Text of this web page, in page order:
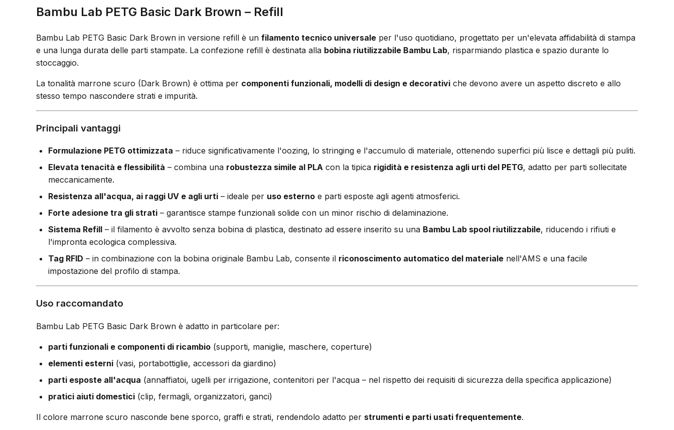
Bambu Lab PETG Basic Dark Brown – Refill
Bambu Lab PETG Basic Dark Brown in versione refill è un filamento tecnico universale per l'uso quotidiano, progettato per un'elevata affidabilità di stampa
e una lunga durata delle parti stampate. La confezione refill è destinata alla bobina riutilizzabile Bambu Lab, risparmiando plastica e spazio durante lo
stoccaggio.
La tonalità marrone scuro (Dark Brown) è ottima per componenti funzionali, modelli di design e decorativi che devono avere un aspetto discreto e allo
stesso tempo nascondere strati e impurità.
Principali vantaggi
Formulazione PETG ottimizzata – riduce significativamente l'oozing, lo stringing e l'accumulo di materiale, ottenendo superfici più lisce e dettagli più puliti.
Elevata tenacità e flessibilità – combina una robustezza simile al PLA con la tipica rigidità e resistenza agli urti del PETG, adatto per parti sollecitate
meccanicamente.
Resistenza all'acqua, ai raggi UV e agli urti – ideale per uso esterno e parti esposte agli agenti atmosferici.
Forte adesione tra gli strati – garantisce stampe funzionali solide con un minor rischio di delaminazione.
Sistema Refill – il filamento è avvolto senza bobina di plastica, destinato ad essere inserito su una Bambu Lab spool riutilizzabile, riducendo i rifiuti e
l'impronta ecologica complessiva.
Tag RFID – in combinazione con la bobina originale Bambu Lab, consente il riconoscimento automatico del materiale nell'AMS e una facile
impostazione del profilo di stampa.
Uso raccomandato
Bambu Lab PETG Basic Dark Brown è adatto in particolare per:
parti funzionali e componenti di ricambio (supporti, maniglie, maschere, coperture)
elementi esterni (vasi, portabottiglie, accessori da giardino)
parti esposte all'acqua (annaffiatoi, ugelli per irrigazione, contenitori per l'acqua – nel rispetto dei requisiti di sicurezza della specifica applicazione)
pratici aiuti domestici (clip, fermagli, organizzatori, ganci)
Il colore marrone scuro nasconde bene sporco, graffi e strati, rendendolo adatto per strumenti e parti usati frequentemente.